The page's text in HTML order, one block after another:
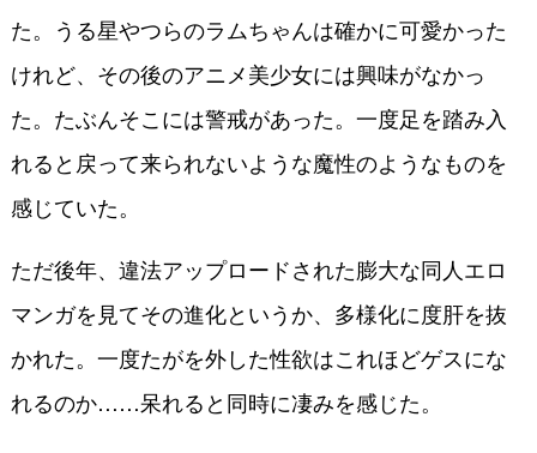
た。うる星やつらのラムちゃんは確かに可愛かった
けれど、その後のアニメ美少女には興味がなかっ
た。たぶんそこには警戒があった。一度足を踏み入
れると戻って来られないような魔性のようなものを
感じていた。
ただ後年、違法アップロードされた膨大な同人エロ
マンガを見てその進化というか、多様化に度肝を抜
かれた。一度たがを外した性欲はこれほどゲスにな
れるのか……呆れると同時に凄みを感じた。